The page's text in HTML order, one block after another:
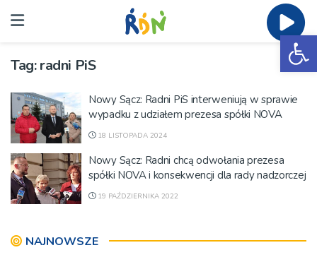
Tag:radni PiS
Nowy Sącz: Radni PiS interweniują w sprawie
wypadku z udziałem prezesa spółki NOVA
18 LISTOPADA 2024
Nowy Sącz: Radni chcą odwołania prezesa
spółki NOVA i konsekwencji dla rady nadzorczej
19 PAŹDZIERNIKA 2022
NAJNOWSZE